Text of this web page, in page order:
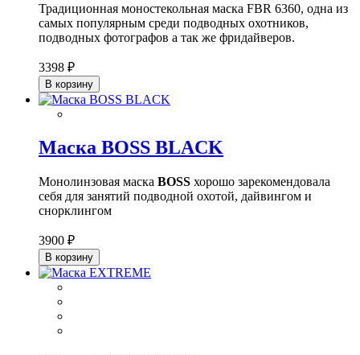
Традиционная моностекольная маска FBR 6360, одна из
самых популярным среди подводных охотников,
подводных фотографов а так же фридайверов.
3398 ₽
В корзину
Маска BOSS BLACK
Монолинзовая маска BOSS хорошо зарекомендовала
себя для занятий подводной охотой, дайвингом и
снорклингом
3900 ₽
В корзину